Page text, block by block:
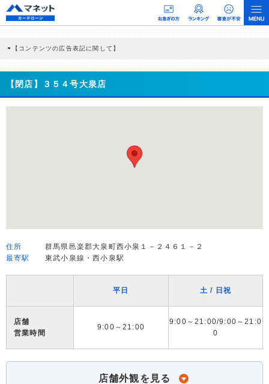
【コンテンツの広告表記に関して】
商品を根拠なくPRするものではなく、当編集部の調査／ユーザーへの口コミ収集な
どに基づき、公平性を担保した情報提供を行っています。
>提携企業一覧
【閉店】３５４号大泉店
住所
群馬県邑楽郡大泉町西小泉１－２４６１－２
最寄駅
東武小泉線・西小泉駅
平日 土 / 日祝
店舗
営業時間
9:00～21:00
9:00～21:00/9:00～21:0
0
店舗外観を見る